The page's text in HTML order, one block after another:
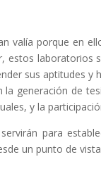
valía porque en
sus aptitudes
generación de
y la
para
un punto de